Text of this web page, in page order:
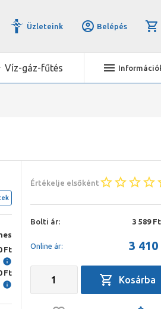
Üzleteink Belépés
Víz-gáz-fűtés
Ft
Ft
Értékelje elsőként
Bolti ár: 3 589 Ft
Online ár: 3 410